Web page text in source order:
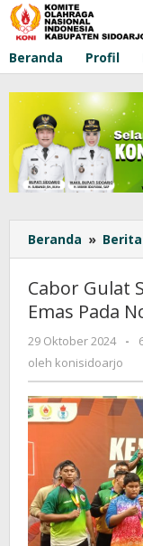
Lewati
ke
Beranda Profil
Beranda » Berita
Cabor Gulat
Emas Pada
29 Oktober 2024 -
oleh konisidoarjo